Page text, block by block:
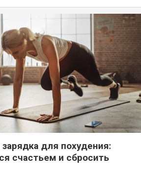
для похудения:
счастьем и сбросить